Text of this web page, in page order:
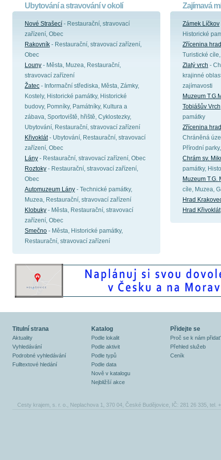
Ubytování a stravování v okolí
Nové Strašecí - Restaurační, stravovací
zařízení, Obec
Rakovník - Restaurační, stravovací zařízení,
Obec
Louny - Města, Muzea, Restaurační,
stravovací zařízení
Žatec - Informační střediska, Města, Zámky,
Kostely, Historické památky, Historické
budovy, Pomníky, Památníky, Kultura a
zábava, Sportoviště, hřiště, Cyklostezky,
Ubytování, Restaurační, stravovací zařízení
Křivoklát- Ubytování, Restaurační, stravovací
zařízení, Obec
Lány - Restaurační, stravovací zařízení, Obec
Roztoky - Restaurační, stravovací zařízení,
Obec
Automuzeum Lány - Technické památky,
Muzea, Restaurační, stravovací zařízení
Klobuky - Města, Restaurační, stravovací
zařízení, Obec
Smečno - Města, Historické památky,
Restaurační, stravovací zařízení
Zajímavá
Zámek Líčkov
Historické
Zřícenina
Turistické
Zlatý vrch -
krajinné
zajímavosti
Muzeum
Tobiášův Vrch
památky
Zřícenina
Chráněná
Přírodní
Chrám sv.
památky,
Muzeum T.G.
cíle, Muzea,
Hrad
Hrad Křivoklát
Titulní strana
Aktuality
Vyhledávání
Podrobné vyhledávání
Fulltextové hledání
Katalog
Podle lokalit
Podle aktivit
Podle typů
Podle data
Nově v katalogu
Nejbližší akce
Přidejte se
Proč se k nám
Přehled služeb
Ceník
Cesty krajem, s. r. o., Neplachova 1, 370 04, České Budějovice, IČ: 281 26 335, tel.